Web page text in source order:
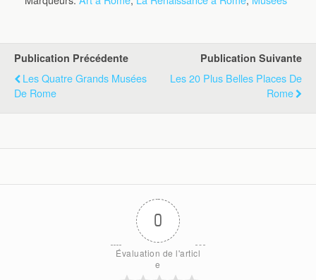
Publication Précédente
Les Quatre Grands Musées
De Rome
Publication Suivante
Les 20 Plus Belles Places De
Rome
0
Évaluation de l'articl
e